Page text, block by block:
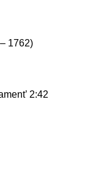
1762)
2:42